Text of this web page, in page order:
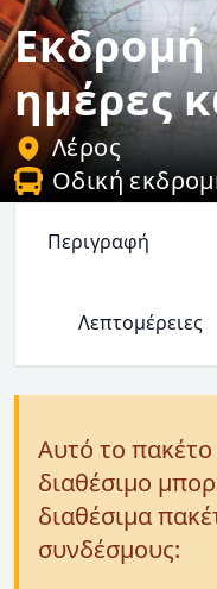
ημέρες
Λέρος
Οδική
Περιγραφή
Λεπτομέρειες
Αυτό το πακέτο
διαθέσιμο
διαθέσιμα
συνδέσμους: